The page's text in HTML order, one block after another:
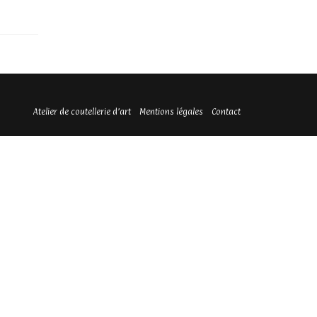
Atelier de coutellerie d’art Mentions légales Contact